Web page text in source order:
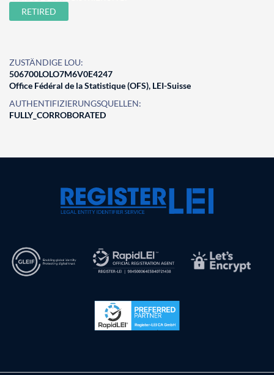
RETIRED
ZUSTÄNDIGE LOU:
506700LOLO7M6V0E4247
Office Fédéral de la Statistique (OFS), LEI-Suisse
AUTHENTIFIZIERUNGSQUELLEN:
FULLY_CORROBORATED